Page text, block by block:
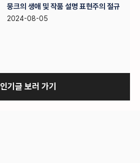
뭉크의 생애 및 작품 설명 표현주의 절규
2024-08-05
인기글 보러 가기